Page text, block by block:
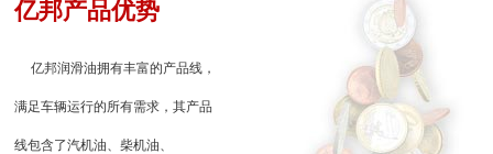
亿邦产品优势
亿邦润滑油拥有丰富的产品线，
满足车辆运行的所有需求，其产品
线包含了汽机油、柴机油、